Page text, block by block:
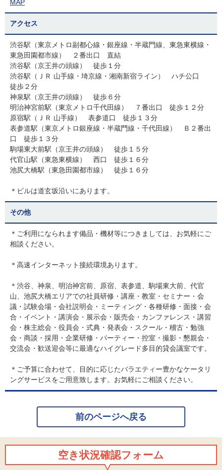
MAP
アクセス
渋谷駅（東京メトロ副都心線・銀座線・半蔵門線、東急東横線・
東急田園都市線） ２番出口 直結
渋谷駅（京王井の頭線） 徒歩１分
渋谷駅（ＪＲ 山手線・埼京線・湘南新宿ライン） ハチ公口
徒歩２分
神泉駅（京王井の頭線） 徒歩６分
明治神宮前駅（東京メトロ千代田線） ７番出口 徒歩１２分
原宿駅（ＪＲ 山手線） 表参道口 徒歩１３分
表参道駅（東京メトロ銀座線・半蔵門線・千代田線） Ｂ２番出
口 徒歩１３分
駒場東大前駅（京王井の頭線） 徒歩１５分
代官山駅（東急東横線） 西口 徒歩１６分
池尻大橋駅（東急田園都市線） 徒歩１６分
＊ビルは道玄坂沿いにあります。
その他
＊ご利用になられます備品・機材等につきましては、お気軽にご
相談ください。
＊高速インターネット接続環境あります。
＊渋谷、神泉、明治神宮前、原宿、表参道、駒場東大前、代官
山、池尻大橋エリアでの社員研修・講座・教室・セミナー・会
議・試験会場・会社説明会・ミーティング・各種研修・面接・会
合・イベント・講演会・展示会・販売会・カンファレンス・講習
会・株主総会・役員会・式典・発表会・スクール・稽古・勉強
会・商談・採用・企業研修・パーティー・控室・撮影・懇親会・
交流会・歓送迎会等に最適なハイグレード多目的貸会議室です。
＊ご予算に合わせて、目的に応じたバラエティー豊かなケータリ
ングサービスをご用意致します。お気軽にご相談ください。
前のページへ戻る
空き状況確認フォーム